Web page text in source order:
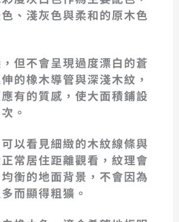
、淺灰色與柔和的原木色
但不會呈現過度漂白的蒼
的橡木導管與深淺木紋，
有的質感，使大面積鋪設
。
以看見細緻的木紋線條與
常居住距離觀看，紋理會
衡的地面背景，不會因為
而顯得粗獷。